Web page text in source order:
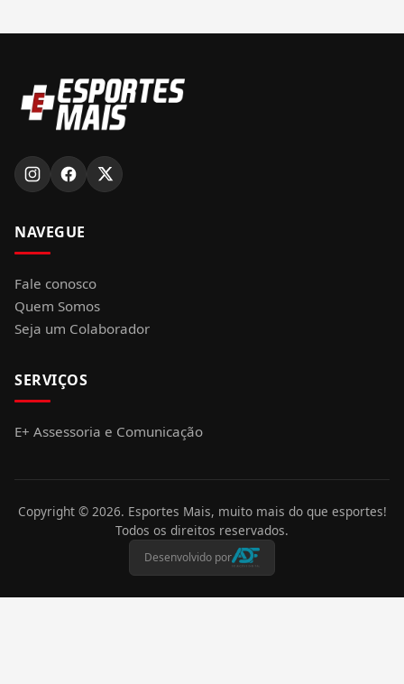
NAVEGUE
Fale conosco
Quem Somos
Seja um Colaborador
SERVIÇOS
E+ Assessoria e Comunicação
Copyright © 2026. Esportes Mais, muito mais do que esportes!
Todos os direitos reservados.
Desenvolvido por